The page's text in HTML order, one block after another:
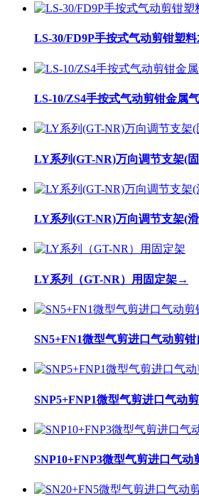
LS-30/FD9P手按式气动剪钳塑料
LS-10/ZS4手按式气动剪钳金属
LY系列(GT-NR)万向调节支架(
LY系列(GT-NR)万向调节支架(
LY系列（GT-NR）用固定架→
SN5+FN1微型气剪进口气动剪
SNP5+FNP1微型气剪进口气动
SNP10+FNP3微型气剪进口气动